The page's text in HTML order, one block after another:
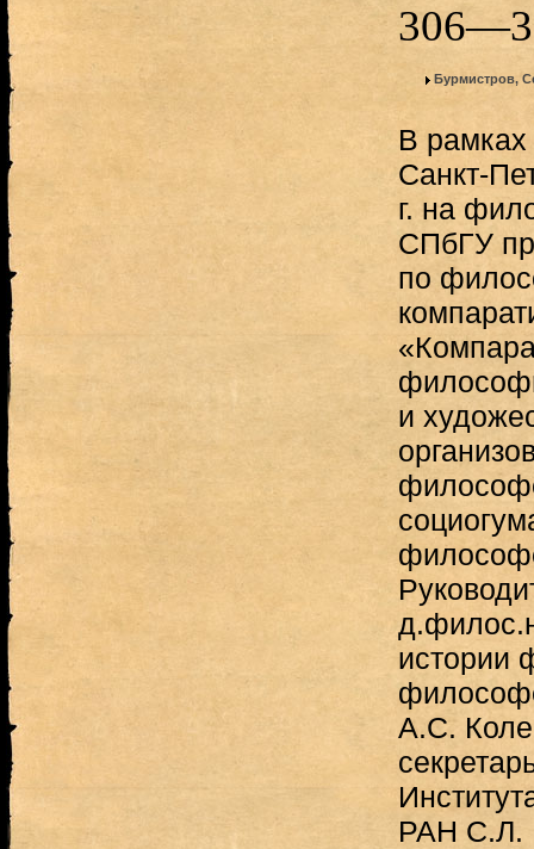
Бурмистров,
В
Санкт-
г. на
СПбГУ
по
и
истории
А.С.
РАН С.Л.